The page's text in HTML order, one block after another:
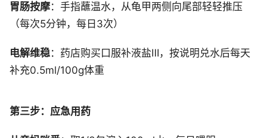
胃肠按摩：手指蘸温水，从龟甲两侧向尾部轻轻推压
（每次5分钟，每日3次）
电解维稳：药店购买口服补液盐Ⅲ，按说明兑水后每天
补充0.5ml/100g体重
第三步：应急用药